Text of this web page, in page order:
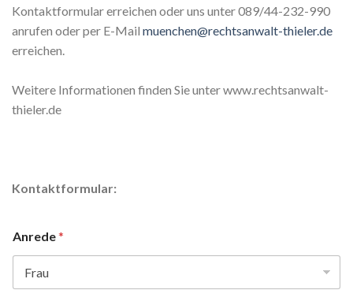
Kontaktformular erreichen oder uns unter 089/44-232-990
anrufen oder per E-Mail muenchen@rechtsanwalt-thieler.de
erreichen.
Weitere Informationen finden Sie unter www.rechtsanwalt-
thieler.de
Kontaktformular:
Anrede*